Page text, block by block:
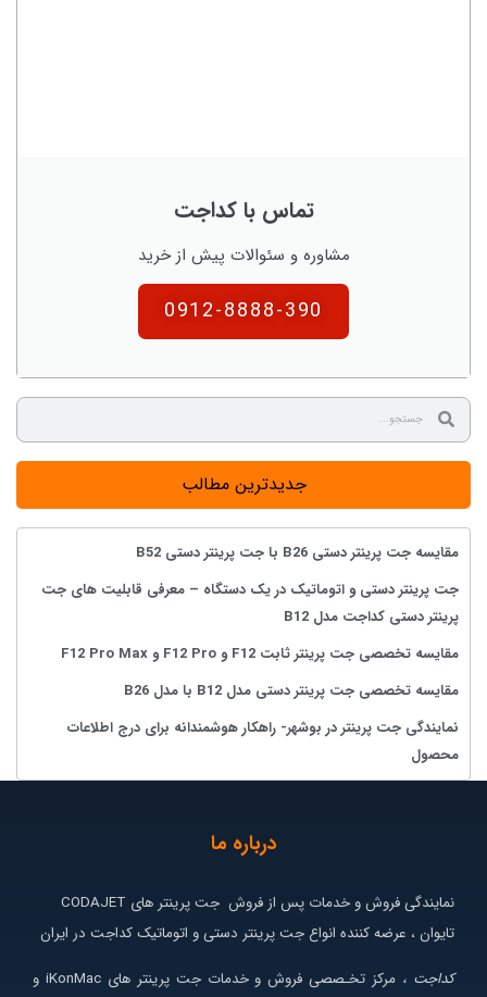
تماس با کداجت
مشاوره و سئوالات پیش از خرید
0912-8888-390
جدیدترین مطالب
مقایسه جت پرینتر دستی B26 با جت پرینتر دستی B52
جت پرینتر دستی و اتوماتیک در یک دستگاه – معرفی قابلیت های جت
پرینتر دستی کداجت مدل B12
مقایسه تخصصی جت پرینتر ثابت F12 و F12 Pro و F12 Pro Max
مقایسه تخصصی جت پرینتر دستی مدل B12 با مدل B26
نمایندگی جت پرینتر در بوشهر- راهکار هوشمندانه برای درج اطلاعات
محصول
درباره ما
تایوان ، عرضه کننده انواع جت پرینتر دستی و اتوماتیک کداجت در ایران
کداجت ،
مرکز تخـصصی فروش و خدمات جت پرینتر های iKonMac و